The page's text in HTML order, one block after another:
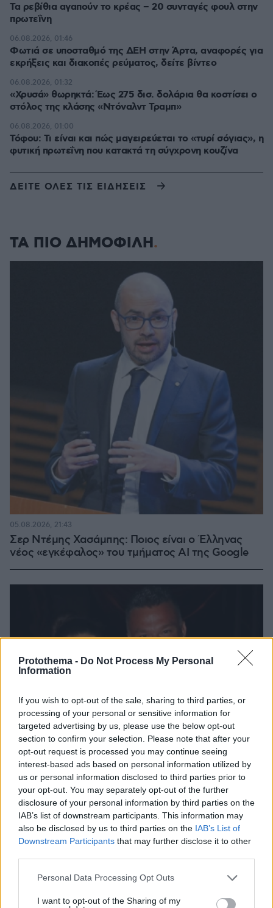
Protothema - Do Not Process My Personal
Information
If you wish to opt-out of the sale, sharing to third parties, or
processing of your personal or sensitive information for
targeted advertising by us, please use the below opt-out
section to confirm your selection. Please note that after your
opt-out request is processed you may continue seeing
interest-based ads based on personal information utilized by
us or personal information disclosed to third parties prior to
your opt-out. You may separately opt-out of the further
disclosure of your personal information by third parties on the
IAB’s list of downstream participants. This information may
also be disclosed by us to third parties on the IAB’s List of
Downstream Participants that may further disclose it to other
Please note that this website/app uses one or more Google
not limited to your visit or usage behaviour. You may click to
Personal Data Processing Opt Outs
I want to opt-out of the Sharing of my
Τα ρεβίθια αγαπούν το κρέας – 20 συνταγές φουλ στην
πρωτεΐνη
Φωτιά σε υποσταθμό της ΔΕΗ στην Άρτα, αναφορές για
εκρήξεις και διακοπές ρεύματος, δείτε βίντεο
06.08.2026, 01:46
«Χρυσά» θωρηκτά: Έως 275 δισ. δολάρια θα κοστίσει ο
στόλος της κλάσης «Ντόναλντ Τραμπ»
06.08.2026, 01:32
Τόφου: Τι είναι και πώς μαγειρεύεται το «τυρί σόγιας», η
φυτική πρωτεΐνη που κατακτά τη σύγχρονη κουζίνα
06.08.2026, 01:00
ΔΕΙΤΕ ΟΛΕΣ ΤΙΣ ΕΙΔΗΣΕΙΣ
ΤΑ ΠΙΟ ΔΗΜΟΦΙΛΗ
Σερ Ντέμης Χασάμπης: Ποιος είναι ο Έλληνας
νέος «εγκέφαλος» του τμήματος AI της Google
05.08.2026, 21:43
Η εξομολόγηση της συζύγου του Κώστα Σόμμερ:
Ανησυχώ μήπως ξεχάσει πόσο πολύ τον